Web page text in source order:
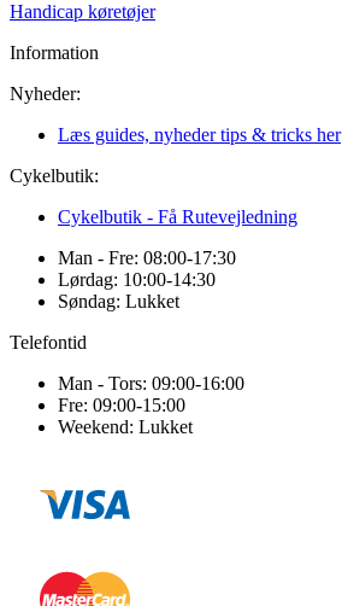
Handicap køretøjer
Information
Nyheder:
Læs guides, nyheder tips & tricks her
Cykelbutik:
Cykelbutik - Få Rutevejledning
Man - Fre: 08:00-17:30
Lørdag: 10:00-14:30
Søndag: Lukket
Telefontid
Man - Tors: 09:00-16:00
Fre: 09:00-15:00
Weekend: Lukket